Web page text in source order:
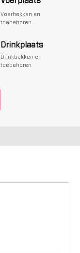
Voerhekken en
toebehoren
Drinkplaats
Drinkbakken en
toebehoren